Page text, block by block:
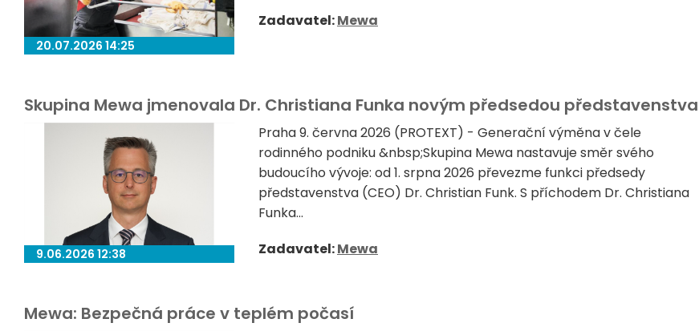
20.07.2026 14:25
Zadavatel:Mewa
Skupina Mewa jmenovala Dr. Christiana Funka novým předsedou představenstva
9.06.2026 12:38
Praha 9. června 2026 (PROTEXT) - Generační výměna v čele
rodinného podniku &nbsp;Skupina Mewa nastavuje směr svého
budoucího vývoje: od 1. srpna 2026 převezme funkci předsedy
představenstva (CEO) Dr. Christian Funk. S příchodem Dr. Christiana
Funka...
Zadavatel:Mewa
Mewa: Bezpečná práce v teplém počasí